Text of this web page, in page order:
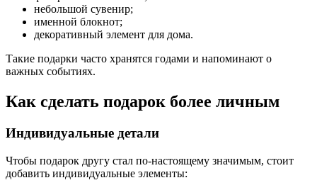
небольшой сувенир;
именной блокнот;
декоративный элемент для дома.
Такие подарки часто хранятся годами и напоминают о
важных событиях.
Как сделать подарок более личным
Индивидуальные детали
Чтобы подарок другу стал по-настоящему значимым, стоит
добавить индивидуальные элементы: